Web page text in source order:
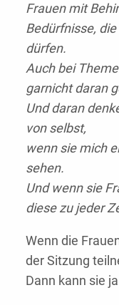
Frauen mit
Bedürfnisse,
dürfen.
Auch bei
garnicht daran
Und daran
von selbst,
wenn sie mich
sehen.
Und wenn sie
diese zu jeder
Wenn die
der Sitzung
Dann kann sie